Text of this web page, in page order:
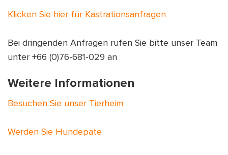
27/7, 27/8, E Chaofah Rd,
Tambon Talat Nuea,
Phuket 83000
Woche)
Klicken Sie hier für Kastrationsanfragen
Bei dringenden Anfragen rufen Sie bitte unser Team
unter +66 (0)76-681-029 an
Weitere Informationen
Besuchen Sie unser Tierheim
Werden Sie Hundepate